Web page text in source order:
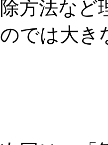
除方法など
のでは大き